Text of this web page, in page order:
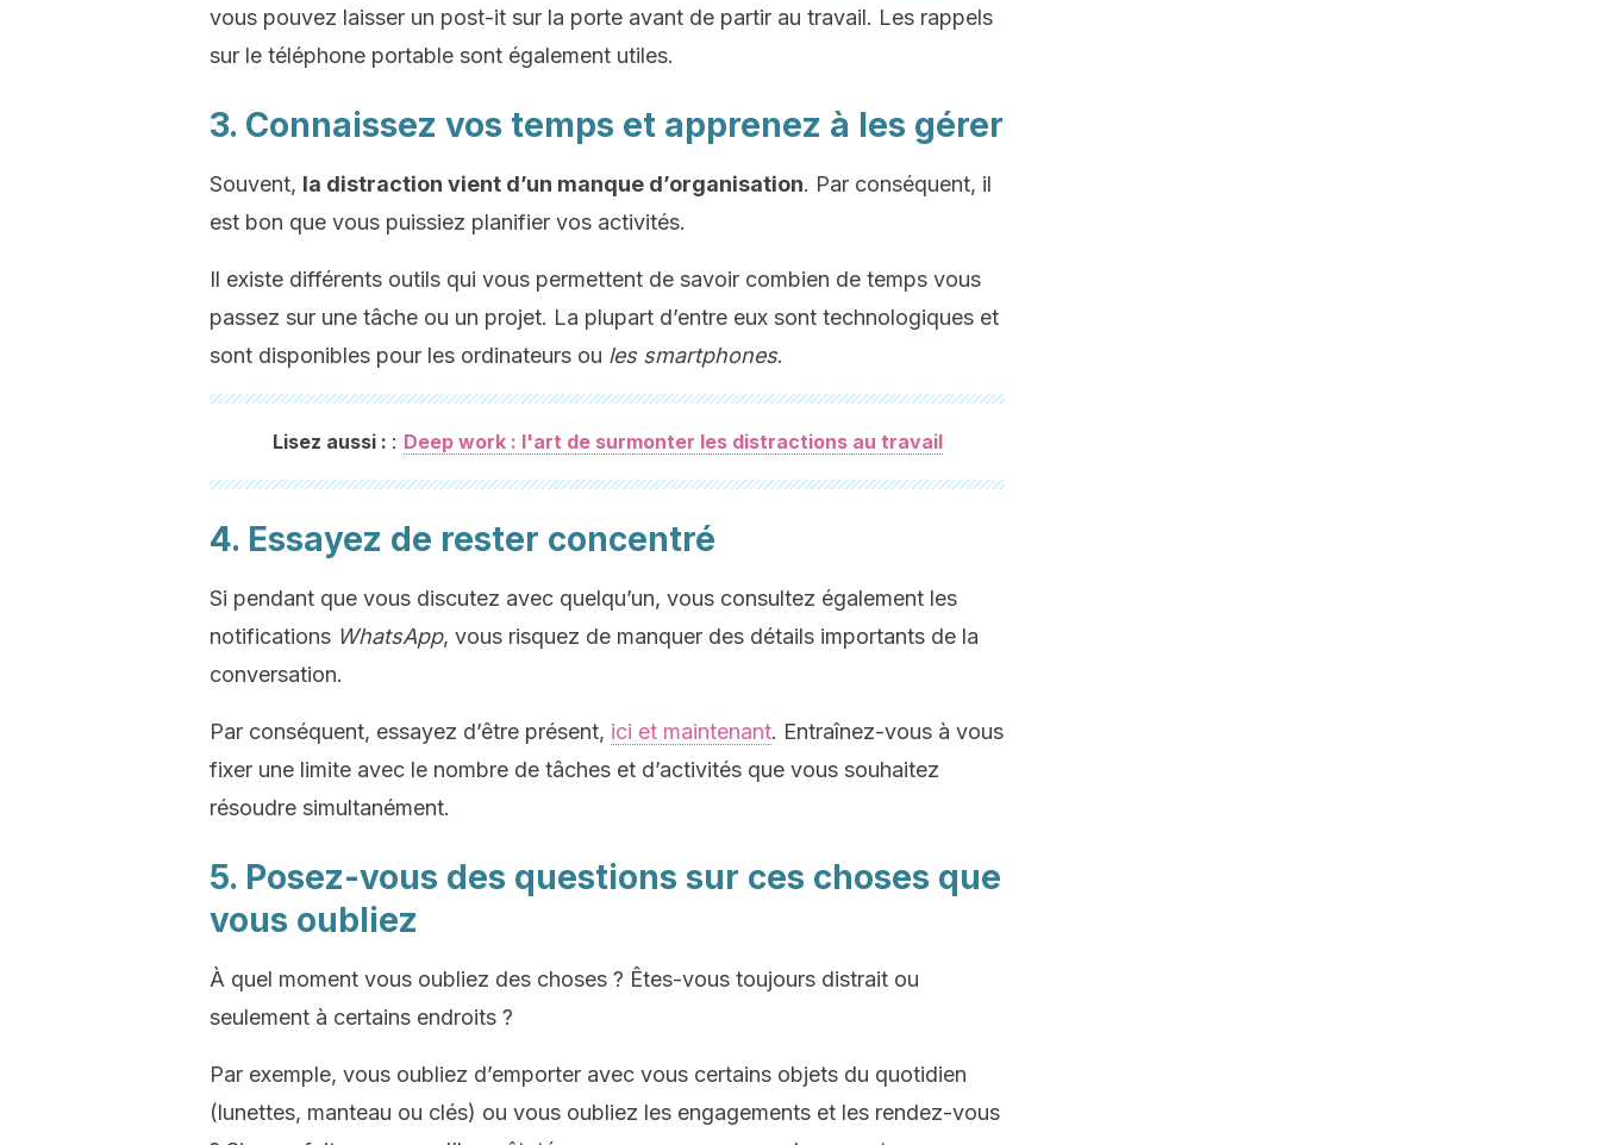
vous pouvez laisser un post-it sur la porte avant de partir au travail. Les rappels
sur le téléphone portable sont également utiles.
3. Connaissez vos temps et apprenez à les gérer
Souvent, la distraction vient d’un manque d’organisation. Par conséquent, il
est bon que vous puissiez planifier vos activités.
Il existe différents outils qui vous permettent de savoir combien de temps vous
passez sur une tâche ou un projet. La plupart d’entre eux sont technologiques et
sont disponibles pour les ordinateurs ou les smartphones.
Lisez aussi : : Deep work : l'art de surmonter les distractions au travail
4. Essayez de rester concentré
Si pendant que vous discutez avec quelqu’un, vous consultez également les
notifications WhatsApp, vous risquez de manquer des détails importants de la
conversation.
Par conséquent, essayez d’être présent, ici et maintenant. Entraînez-vous à vous
fixer une limite avec le nombre de tâches et d’activités que vous souhaitez
résoudre simultanément.
5. Posez-vous des questions sur ces choses que
vous oubliez
À quel moment vous oubliez des choses ? Êtes-vous toujours distrait ou
seulement à certains endroits ?
Par exemple, vous oubliez d’emporter avec vous certains objets du quotidien
(lunettes, manteau ou clés) ou vous oubliez les engagements et les rendez-vous